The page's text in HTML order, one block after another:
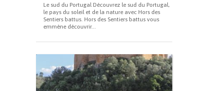
Le sud du Portugal Découvrez le sud du Portugal,
le pays du soleil et de la nature avec Hors des
Sentiers battus. Hors des Sentiers battus vous
emmène découvrir...